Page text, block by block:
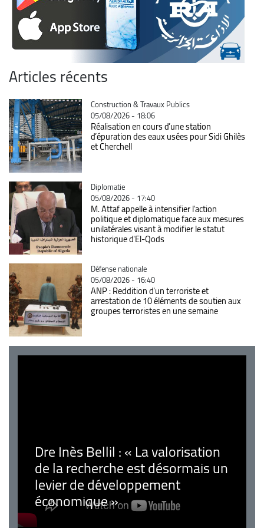
Articles récents
Catégorie
Construction & Travaux Publics
05/08/2026 - 18:06
Réalisation en cours d’une station
d’épuration des eaux usées pour Sidi Ghilès
et Cherchell
Catégorie
Diplomatie
05/08/2026 - 17:40
M. Attaf appelle à intensifier l'action
politique et diplomatique face aux mesures
unilatérales visant à modifier le statut
historique d'El-Qods
Catégorie
Défense nationale
05/08/2026 - 16:40
ANP : Reddition d'un terroriste et
arrestation de 10 éléments de soutien aux
groupes terroristes en une semaine
Dre Inès Bellil : « La valorisation
de la recherche est désormais un
levier de développement
économique »